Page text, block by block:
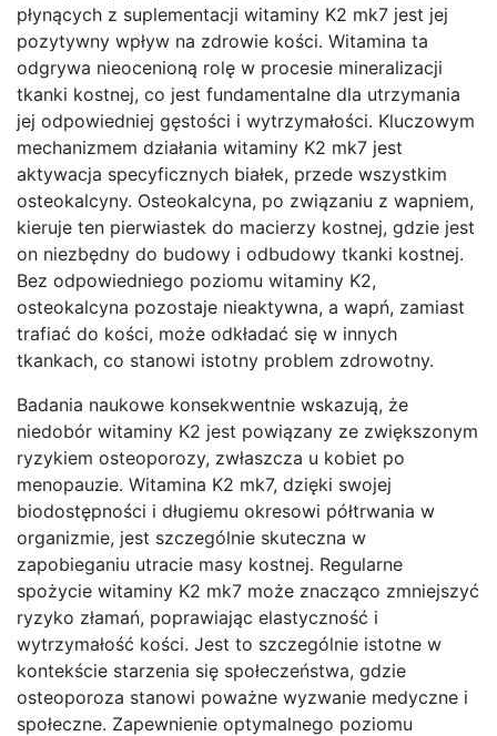
płynących z suplementacji witaminy K2 mk7 jest jej
pozytywny wpływ na zdrowie kości. Witamina ta
odgrywa nieocenioną rolę w procesie mineralizacji
tkanki kostnej, co jest fundamentalne dla utrzymania
jej odpowiedniej gęstości i wytrzymałości. Kluczowym
mechanizmem działania witaminy K2 mk7 jest
aktywacja specyficznych białek, przede wszystkim
osteokalcyny. Osteokalcyna, po związaniu z wapniem,
kieruje ten pierwiastek do macierzy kostnej, gdzie jest
on niezbędny do budowy i odbudowy tkanki kostnej.
Bez odpowiedniego poziomu witaminy K2,
osteokalcyna pozostaje nieaktywna, a wapń, zamiast
trafiać do kości, może odkładać się w innych
tkankach, co stanowi istotny problem zdrowotny.
Badania naukowe konsekwentnie wskazują, że
niedobór witaminy K2 jest powiązany ze zwiększonym
ryzykiem osteoporozy, zwłaszcza u kobiet po
menopauzie. Witamina K2 mk7, dzięki swojej
biodostępności i długiemu okresowi półtrwania w
organizmie, jest szczególnie skuteczna w
zapobieganiu utracie masy kostnej. Regularne
spożycie witaminy K2 mk7 może znacząco zmniejszyć
ryzyko złamań, poprawiając elastyczność i
wytrzymałość kości. Jest to szczególnie istotne w
kontekście starzenia się społeczeństwa, gdzie
osteoporoza stanowi poważne wyzwanie medyczne i
społeczne. Zapewnienie optymalnego poziomu